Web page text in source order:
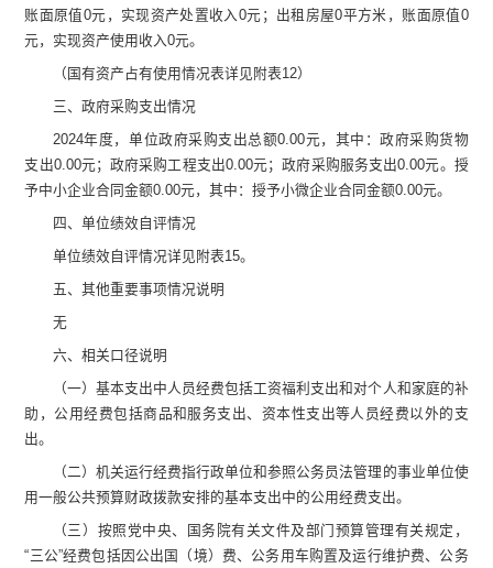
账面原值0元 ，实现资产处置收入0元 ；出租房屋0平方米，账面原值0
元，实现资产使用收入0元。
（ 国有资产占有使用情况表详见附表12）
三、政府采购支出情况
2024年度，单位政府采购支出总额0.00元，其中：政府采购货物
支出0.00元；政府采购工程支出0.00元；政府采购服务支出0.00元。授
予中小企业合同金额0.00元，其中：授予小微企业合同金额0.00元。
四、单位绩效自评情况
单位绩效自评情况详见附表15。
五、其他重要事项情况说明
无
六、相关口径说明
（一）基本支出中人员经费包括工资福利支出和对个人和家庭的补
助，公用经费包括商品和服务支出、资本性支出等人员经费以外的支
出。
（二）机关运行经费指行政单位和参照公务员法管理的事业单位使
用一般公共预算财政拨款安排的基本支出中的公用经费支出。
（三） 按照党中央、国务院有关文件及部门预算管理有关规定，
“三公”经费包括因公出国（境）费、公务用车购置及运行维护费、公务